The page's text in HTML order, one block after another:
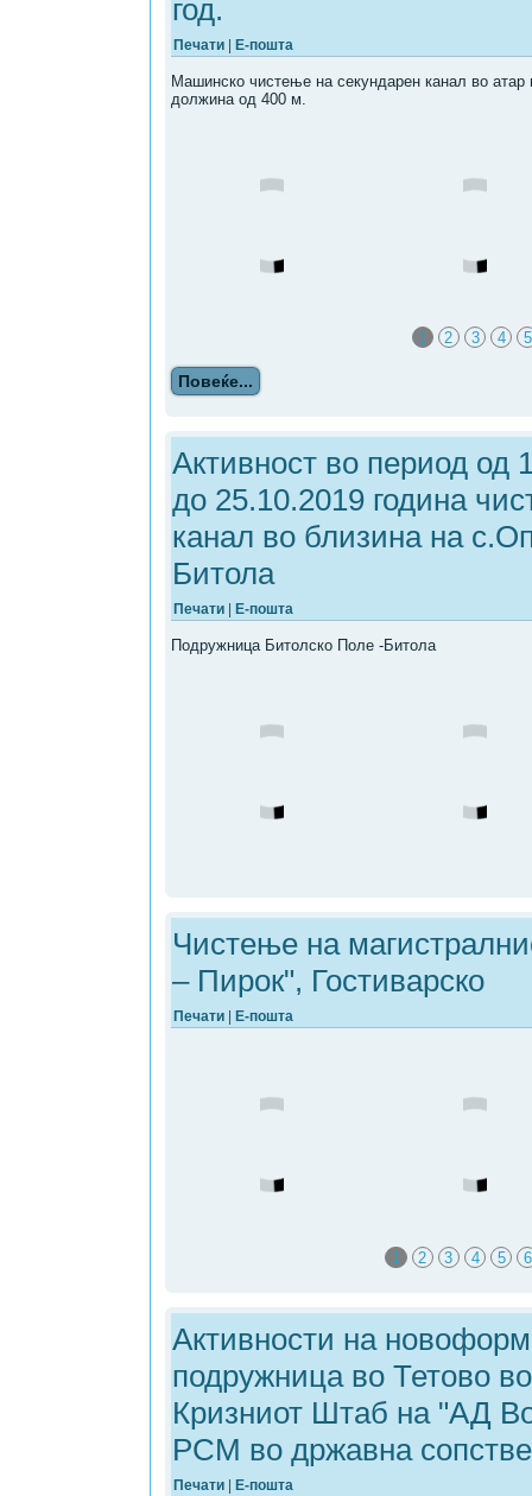
год.
Печати Е-пошта
Машинско чистење на секундарен канал во
должина од 400 м.
1 2 3 4 5
Повеќе...
Активност во период од
до 25.10.2019 година
канал во близина на
Битола
Печати Е-пошта
Подружница Битолско Поле -Битола
Чистење на
– Пирок", Гостиварско
Печати Е-пошта
1 2 3 4 5 6
Активности на
подружница во Тетово
Кризниот Штаб на "АД
РСМ во државна
Печати | Е-пошта